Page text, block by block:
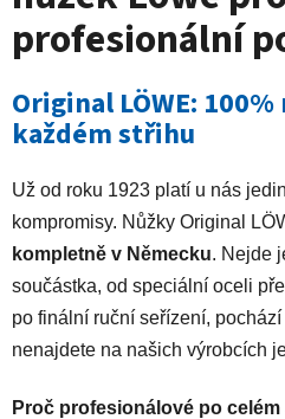
profesionální
Original LÖWE:
každém střihu
Už od roku 1923 platí u nás
kompromisy. Nůžky Original
kompletně v Německu. Nejde
součástka, od speciální oceli
po finální ruční seřízení,
nenajdete na našich výrobcích
Proč profesionálové po